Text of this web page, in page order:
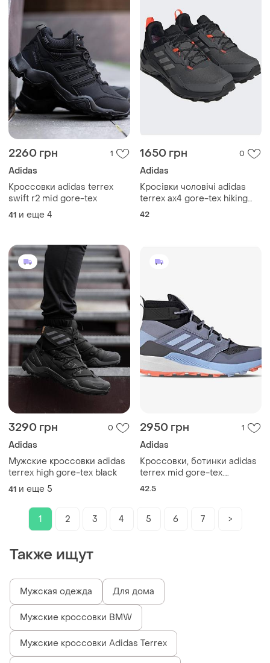
2260 грн 1
Adidas
Кроссовки adidas terrex
swift r2 mid gore-tex
41 и еще 4
1650 грн 0
Adidas
Кросівки чоловічі adidas
terrex ax4 gore-tex hiking
shoes black
42
3290 грн 0
Adidas
Мужские кроссовки adidas
terrex high gore-tex black
41 и еще 5
2950 грн 1
Adidas
Кроссовки, ботинки adidas
terrex mid gore-tex.
оригинал. р 42,5
42.5
1 2 3 4 5 6 7 >
Также ищут
Мужская одежда Для дома
Мужские кроссовки BMW
Мужские кроссовки Adidas Terrex